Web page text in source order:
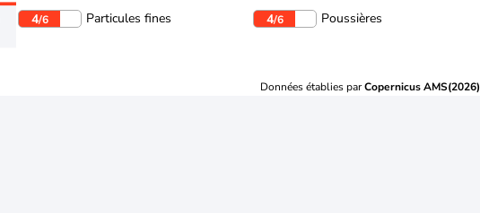
4/6 Particules fines 4/6 Poussières
Données établies parCopernicus AMS(2026)